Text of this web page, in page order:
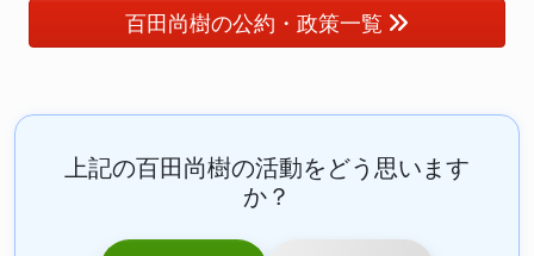
百田尚樹の公約・政策一覧
上記の百田尚樹の活動をどう思います
か？